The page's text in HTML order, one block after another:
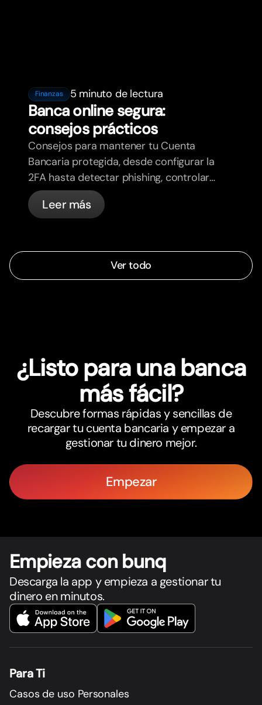
Finanzas 5 minuto de lectura
Banca online segura:
consejos prácticos
Consejos para mantener tu Cuenta
Bancaria protegida, desde configurar la
2FA hasta detectar phishing, controlar
tus tarjetas y saber qué cosas
gestiona bunq automáticamente.
Leer más
Ver todo
¿Listo para una banca
más fácil?
Descubre formas rápidas y sencillas de
recargar tu cuenta bancaria y empezar a
gestionar tu dinero mejor.
Empezar
Empieza con bunq
Descarga la app y empieza a gestionar tu
dinero en minutos.
Para Ti
Casos de uso Personales